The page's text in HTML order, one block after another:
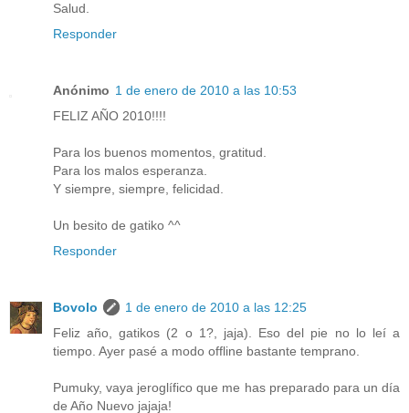
Salud.
Responder
Anónimo 1 de enero de 2010 a las 10:53
FELIZ AÑO 2010!!!!
Para los buenos momentos, gratitud.
Para los malos esperanza.
Y siempre, siempre, felicidad.
Un besito de gatiko ^^
Responder
Bovolo
1 de enero de 2010 a las 12:25
Feliz año, gatikos (2 o 1?, jaja). Eso del pie no lo leí a
tiempo. Ayer pasé a modo offline bastante temprano.
Pumuky, vaya jeroglífico que me has preparado para un día
de Año Nuevo jajaja!